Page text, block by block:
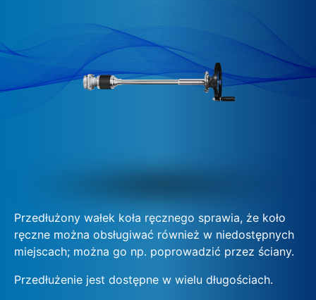
Przedsiębiorstwo
Kontakt
Przedłużony wałek koła ręcznego sprawia, że koło
ręczne można obsługiwać również w niedostępnych
miejscach; można go np. poprowadzić przez ściany.
Przedłużenie jest dostępne w wielu długościach.